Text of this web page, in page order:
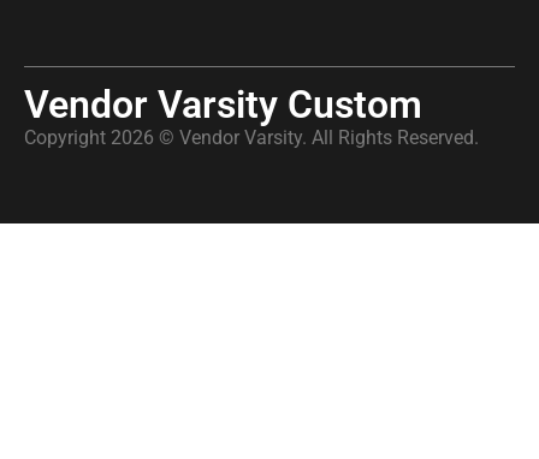
Vendor Varsity Custom
Copyright 2026 © Vendor Varsity. All Rights Reserved.